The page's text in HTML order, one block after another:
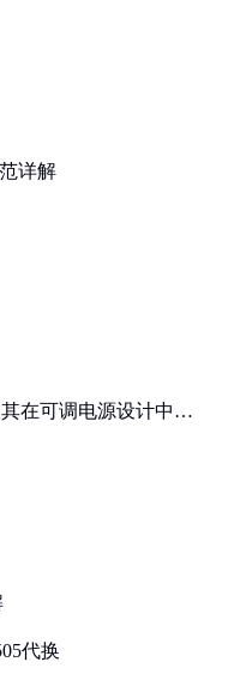
详解
在可调电源设计中的
代换